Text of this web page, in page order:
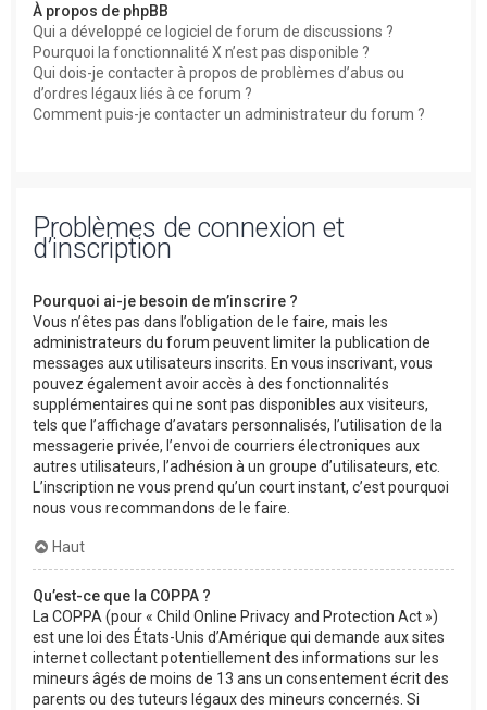
À propos de phpBB
Qui a développé ce logiciel de forum de discussions ?
Pourquoi la fonctionnalité X n’est pas disponible ?
Qui dois-je contacter à propos de problèmes d’abus ou
d’ordres légaux liés à ce forum ?
Comment puis-je contacter un administrateur du forum ?
Problèmes de connexion et
d’inscription
Pourquoi ai-je besoin de m’inscrire ?
Vous n’êtes pas dans l’obligation de le faire, mais les
administrateurs du forum peuvent limiter la publication de
messages aux utilisateurs inscrits. En vous inscrivant, vous
pouvez également avoir accès à des fonctionnalités
supplémentaires qui ne sont pas disponibles aux visiteurs,
tels que l’affichage d’avatars personnalisés, l’utilisation de la
messagerie privée, l’envoi de courriers électroniques aux
autres utilisateurs, l’adhésion à un groupe d’utilisateurs, etc.
L’inscription ne vous prend qu’un court instant, c’est pourquoi
nous vous recommandons de le faire.
Haut
Qu’est-ce que la COPPA ?
La COPPA (pour « Child Online Privacy and Protection Act »)
est une loi des États-Unis d’Amérique qui demande aux sites
internet collectant potentiellement des informations sur les
mineurs âgés de moins de 13 ans un consentement écrit des
parents ou des tuteurs légaux des mineurs concernés. Si